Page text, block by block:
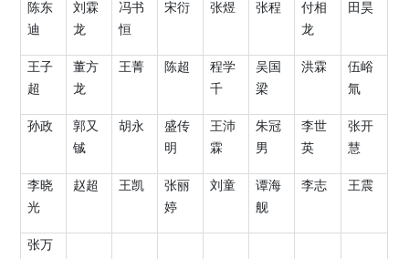
陈东
迪
刘霖
龙
冯书
恒
宋衍 张煜 张程
付相
龙
田昊
王子
超
董方
龙
王菁 陈超
程学
千
吴国
梁
洪霖
伍峪
氚
孙政
郭又
铖
胡永
盛传
明
王沛
霖
朱冠
男
李世
英
张开
慧
李晓
光
赵超 王凯
张丽
婷
刘童
谭海
舰
李志 王震
张万